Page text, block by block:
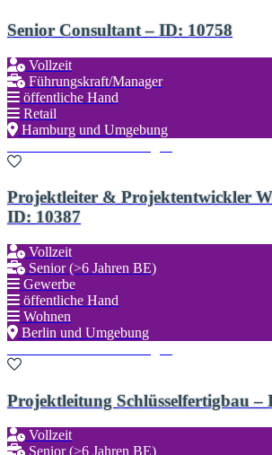
Senior Consultant – ID: 10758
Vollzeit
Führungskraft/Manager
öffentliche Hand
Retail
Hamburg und Umgebung
Projektleiter & Projektentwickler
ID: 10387
Vollzeit
Senior (>6 Jahren BE)
Gewerbe
öffentliche Hand
Wohnen
Berlin und Umgebung
Projektleitung Schlüsselfertigbau –
Vollzeit
Senior (>6 Jahren BE)